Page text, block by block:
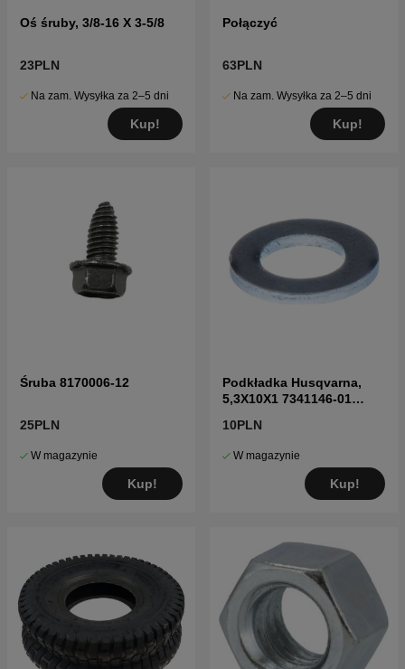
Oś śruby, 3/8-16 X 3-5/8
23PLN
Na zam. Wysyłka za 2–5 dni
Kup!
Połączyć
63PLN
Na zam. Wysyłka za 2–5 dni
Kup!
Śruba 8170006-12
25PLN
W magazynie
Kup!
Podkładka Husqvarna,
5,3X10X1 7341146-01
10PLN
W magazynie
Kup!